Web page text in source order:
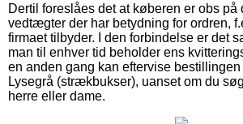
Dertil foreslåes det at køberen er obs på
vedtægter der har betydning for ordren,
firmaet tilbyder. I den forbindelse er det
man til enhver tid beholder ens
en anden gang kan eftervise
Lysegrå (strækbukser), uanset om du
herre eller dame.